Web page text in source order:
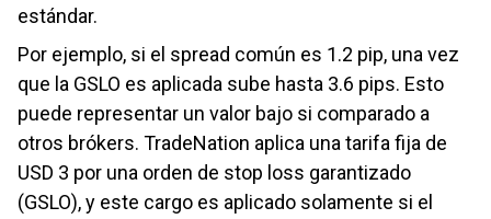
estándar.
Por ejemplo, si el spread común es 1.2 pip, una vez
que la GSLO es aplicada sube hasta 3.6 pips. Esto
puede representar un valor bajo si comparado a
otros brókers. TradeNation aplica una tarifa fija de
USD 3 por una orden de stop loss garantizado
(GSLO), y este cargo es aplicado solamente si el